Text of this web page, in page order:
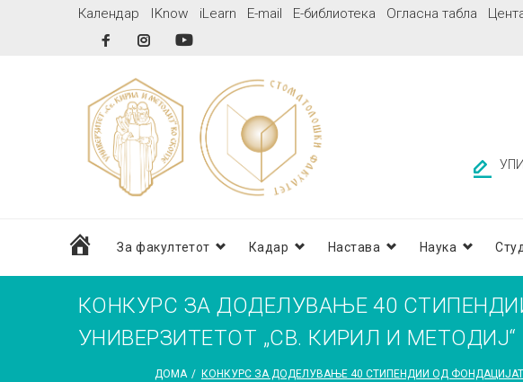
Календар IKnow iLearn E-mail Е-библиотека Огласна табла
FacebookInstagram
домаЗа факултетот Кадар Настава Наука
КОНКУРС ЗА ДОДЕЛУВАЊЕ 40
УНИВЕРЗИТЕТОТ „СВ. КИРИЛ И
ДОМА / КОНКУРС ЗА ДОДЕЛУВАЊЕ 40 СТИПЕНДИИ ОД